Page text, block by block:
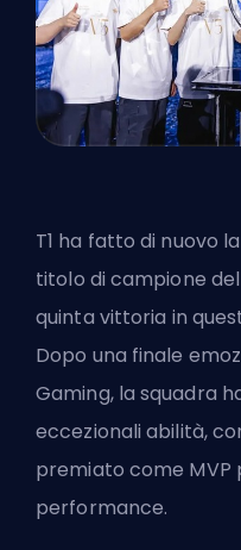
T1 ha fatto di nuovo
titolo di campione
quinta vittoria in
Dopo una finale
Gaming, la squadra
eccezionali abilità,
premiato come MVP
performance.